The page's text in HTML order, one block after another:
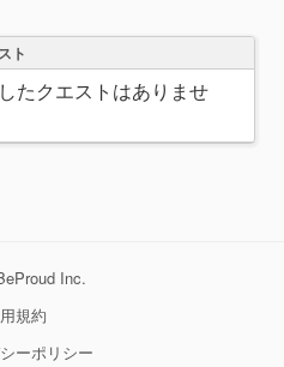
ト
たクエストはありませ
Inc.
規約
ーポリシー